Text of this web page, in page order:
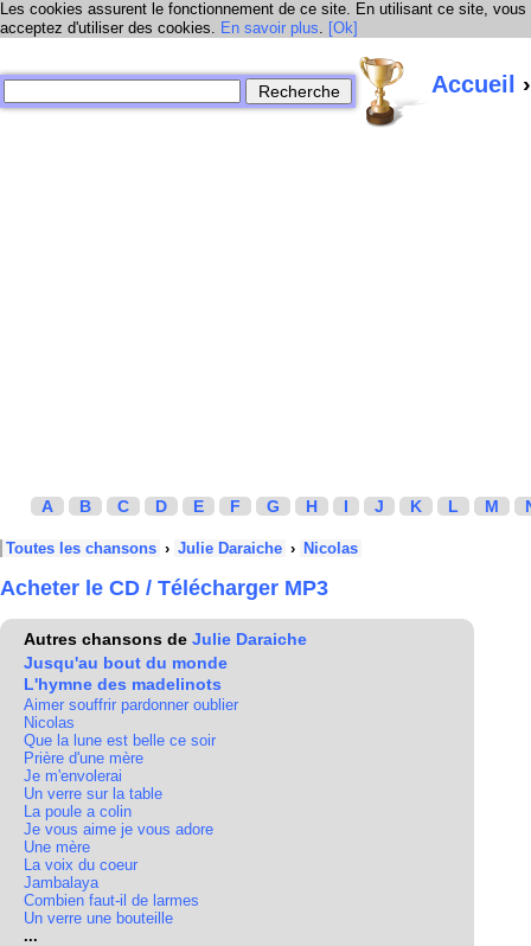
Les cookies assurent le fonctionnement de ce site. En utilisant ce site, vous
acceptez d'utiliser des cookies. En savoir plus. [Ok]
Accueil
A B C D E F G H I J K L M
Toutes les chansons › Julie Daraiche › Nicolas
Acheter le CD / Télécharger MP3
Autres chansons de Julie Daraiche
Jusqu'au bout du monde
L'hymne des madelinots
Aimer souffrir pardonner oublier
Nicolas
Que la lune est belle ce soir
Prière d'une mère
Je m'envolerai
Un verre sur la table
La poule a colin
Je vous aime je vous adore
Une mère
La voix du coeur
Jambalaya
Combien faut-il de larmes
Un verre une bouteille
...